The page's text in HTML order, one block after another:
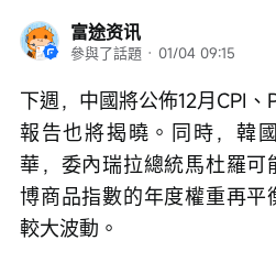
富途资讯
參與了話題 · 01/04 09:15
下週，中國將公佈12月CPI、
報告也將揭曉。同時，韓
華，委內瑞拉總統馬杜羅
博商品指數的年度權重再平
較大波動。